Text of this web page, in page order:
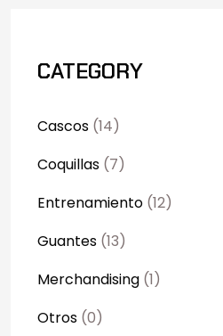
CATEGORY
Cascos (14)
Coquillas (7)
Entrenamiento (12)
Guantes (13)
Merchandising (1)
Otros (0)